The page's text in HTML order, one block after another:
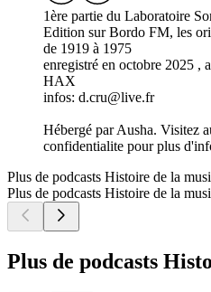
1ère partie du Laboratoire
Edition sur Bordo FM, les
de 1919 à 1975
enregistré en octobre 2025 ,
HAX
infos: d.cru@live.fr
Hébergé par Ausha. Visitez
confidentialite pour plus
Plus de podcasts Histoire de la
Plus de podcasts Histoire de la
Plus de podcasts